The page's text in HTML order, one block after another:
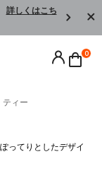
詳しくはこち
0
ティー
ってりとしたデザイ